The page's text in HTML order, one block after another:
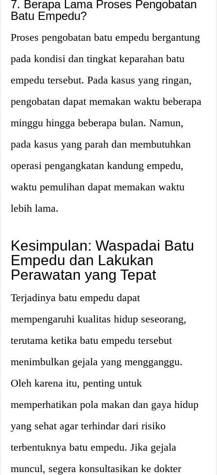
7. Berapa Lama Proses Pengobatan
Batu Empedu?
Proses pengobatan batu empedu bergantung
pada kondisi dan tingkat keparahan batu
empedu tersebut. Pada kasus yang ringan,
pengobatan dapat memakan waktu beberapa
minggu hingga beberapa bulan. Namun,
pada kasus yang parah dan membutuhkan
operasi pengangkatan kandung empedu,
waktu pemulihan dapat memakan waktu
lebih lama.
Kesimpulan: Waspadai Batu
Empedu dan Lakukan
Perawatan yang Tepat
Terjadinya batu empedu dapat
mempengaruhi kualitas hidup seseorang,
terutama ketika batu empedu tersebut
menimbulkan gejala yang mengganggu.
Oleh karena itu, penting untuk
memperhatikan pola makan dan gaya hidup
yang sehat agar terhindar dari risiko
terbentuknya batu empedu. Jika gejala
muncul, segera konsultasikan ke dokter